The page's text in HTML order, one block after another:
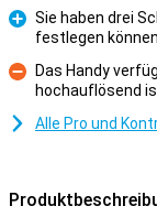
Sie haben drei
festlegen können
Kontra
Das Handy
hochauflösend
Alle Pro und